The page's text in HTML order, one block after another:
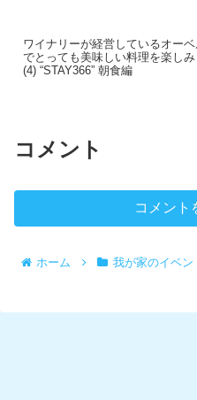
ワイナリーが経営しているオーベ
でとっても美味しい料理を楽し
(4) “STAY366” 朝食編
コメント
コメント
ホーム 我が家のイベン